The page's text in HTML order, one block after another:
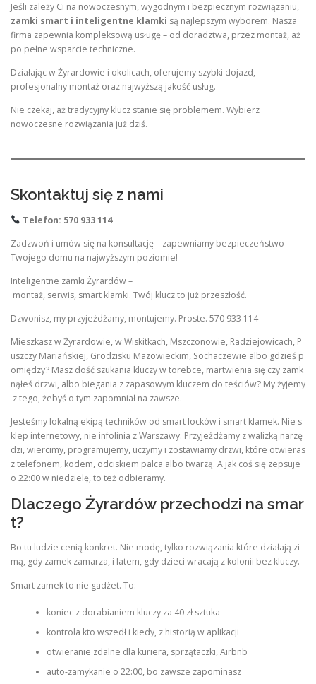
Jeśli zależy Ci na nowoczesnym, wygodnym i bezpiecznym rozwiązaniu,
zamki smart i inteligentne klamki są najlepszym wyborem. Nasza
firma zapewnia kompleksową usługę – od doradztwa, przez montaż, aż
po pełne wsparcie techniczne.
Działając w Żyrardowie i okolicach, oferujemy szybki dojazd,
profesjonalny montaż oraz najwyższą jakość usług.
Nie czekaj, aż tradycyjny klucz stanie się problemem. Wybierz
nowoczesne rozwiązania już dziś.
Skontaktuj się z nami
Telefon: 570 933 114
Zadzwoń i umów się na konsultację – zapewniamy bezpieczeństwo
Twojego domu na najwyższym poziomie!
Inteligentne zamki Żyrardów –
montaż, serwis, smart klamki. Twój klucz to już przeszłość.
Dzwonisz, my przyjeżdżamy, montujemy. Proste. 570 933 114
Mieszkasz w Żyrardowie, w Wiskitkach, Mszczonowie, Radziejowicach, P
uszczy Mariańskiej, Grodzisku Mazowieckim, Sochaczewie albo gdzieś p
omiędzy? Masz dość szukania kluczy w torebce, martwienia się czy zamk
nąłeś drzwi, albo biegania z zapasowym kluczem do teściów? My żyjemy
z tego, żebyś o tym zapomniał na zawsze.
Jesteśmy lokalną ekipą techników od smart locków i smart klamek. Nie s
klep internetowy, nie infolinia z Warszawy. Przyjeżdżamy z walizką narzę
dzi, wiercimy, programujemy, uczymy i zostawiamy drzwi, które otwieras
z telefonem, kodem, odciskiem palca albo twarzą. A jak coś się zepsuje
o 22:00 w niedzielę, to też odbieramy.
Dlaczego Żyrardów przechodzi na smar
t?
Bo tu ludzie cenią konkret. Nie modę, tylko rozwiązania które działają zi
mą, gdy zamek zamarza, i latem, gdy dzieci wracają z kolonii bez kluczy.
Smart zamek to nie gadżet. To:
koniec z dorabianiem kluczy za 40 zł sztuka
kontrola kto wszedł i kiedy, z historią w aplikacji
otwieranie zdalne dla kuriera, sprzątaczki, Airbnb
auto-zamykanie o 22:00, bo zawsze zapominasz